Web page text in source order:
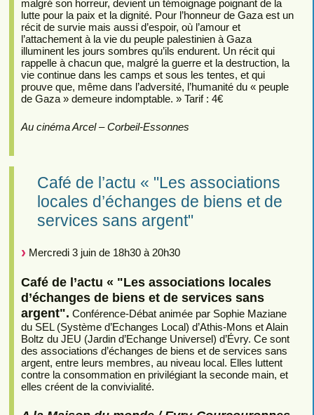
malgré son horreur, devient un témoignage poignant de la
lutte pour la paix et la dignité. Pour l’honneur de Gaza est un
récit de survie mais aussi d’espoir, où l’amour et
l’attachement à la vie du peuple palestinien à Gaza
illuminent les jours sombres qu’ils endurent. Un récit qui
rappelle à chacun que, malgré la guerre et la destruction, la
vie continue dans les camps et sous les tentes, et qui
prouve que, même dans l’adversité, l’humanité du « peuple
de Gaza » demeure indomptable. » Tarif : 4€
Au cinéma Arcel – Corbeil-Essonnes
Café de l’actu « "Les associations
locales d’échanges de biens et de
services sans argent"
Mercredi 3 juin de 18h30 à 20h30
Café de l’actu « "Les associations locales
d’échanges de biens et de services sans
argent". Conférence-Débat animée par Sophie Maziane
du SEL (Système d’Echanges Local) d’Athis-Mons et Alain
Boltz du JEU (Jardin d’Echange Universel) d’Évry. Ce sont
des associations d’échanges de biens et de services sans
argent, entre leurs membres, au niveau local. Elles luttent
contre la consommation en privilégiant la seconde main, et
elles créent de la convivialité.